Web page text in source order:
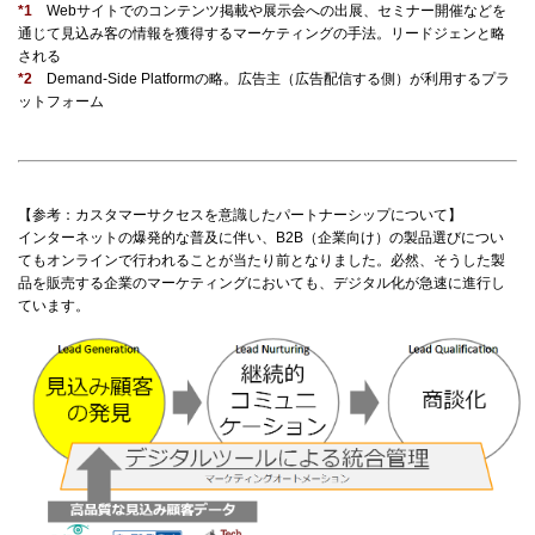
*1 Webサイトでのコンテンツ掲載や展示会への出展、セミナー開催などを
通じて見込み客の情報を獲得するマーケティングの手法。リードジェンと略
される
*2 Demand-Side Platformの略。広告主（広告配信する側）が利用するプラ
ットフォーム
【参考：カスタマーサクセスを意識したパートナーシップについて】
インターネットの爆発的な普及に伴い、B2B（企業向け）の製品選びについ
てもオンラインで行われることが当たり前となりました。必然、そうした製
品を販売する企業のマーケティングにおいても、デジタル化が急速に進行し
ています。